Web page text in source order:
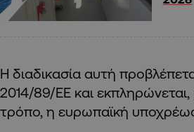
Η διαδικασία αυτή
2014/89/ΕΕ και
τρόπο, η ευρωπαϊκή